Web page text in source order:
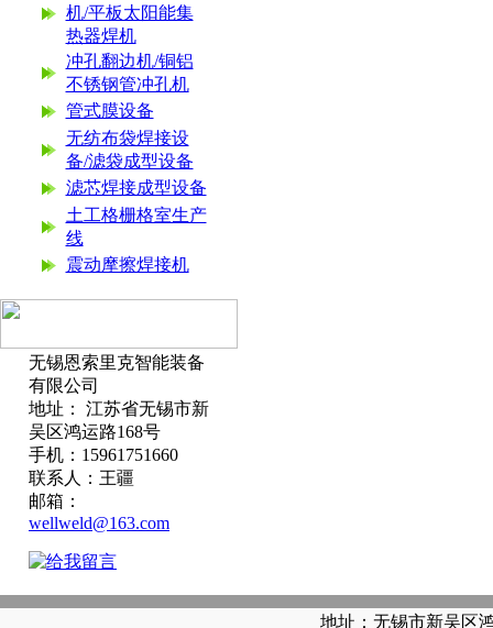
机/平板太阳能集
热器焊机
冲孔翻边机/铜铝
不锈钢管冲孔机
管式膜设备
无纺布袋焊接设
备/滤袋成型设备
滤芯焊接成型设备
土工格栅格室生产
线
震动摩擦焊接机
无锡恩索里克智能装备
有限公司
地址： 江苏省无锡市新
吴区鸿运路168号
手机：15961751660
联系人：王疆
邮箱：
wellweld@163.com
地址：无锡市新吴区